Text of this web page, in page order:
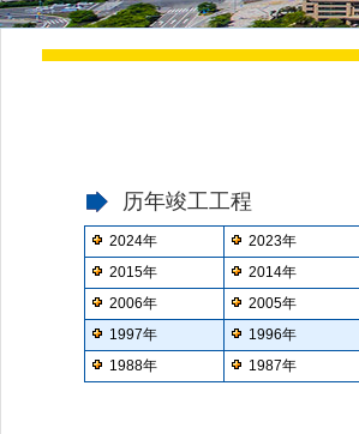
历年竣工工程
2024年 2023年
2015年
2014年
2006年
2005年
1997年
1996年
1988年
1987年